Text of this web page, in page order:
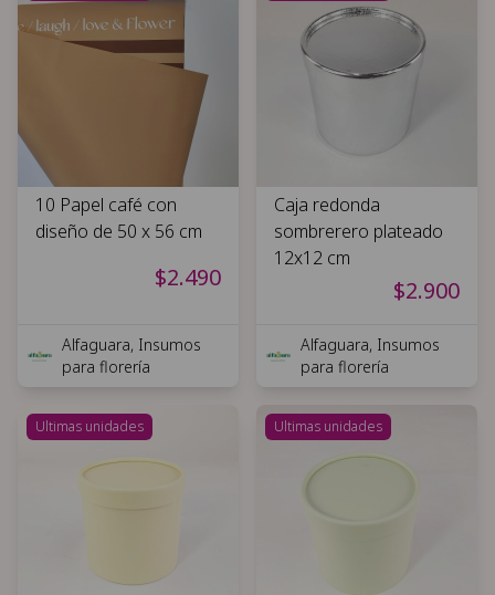
10 Papel café con
diseño de 50 x 56 cm
$2.490
Alfaguara, Insumos
para florería
Caja redonda
sombrerero plateado
12x12 cm
$2.900
Alfaguara, Insumos
para florería
Ultimas unidades Ultimas unidades